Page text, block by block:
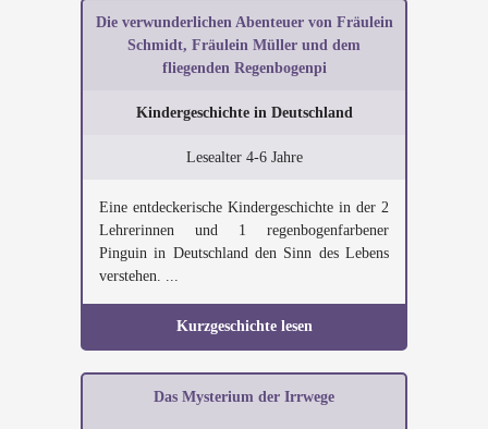
Die verwunderlichen Abenteuer von Fräulein
Schmidt, Fräulein Müller und dem
fliegenden Regenbogenpi
Kindergeschichte in Deutschland
Lesealter 4-6 Jahre
Eine entdeckerische Kindergeschichte in der 2
Lehrerinnen und 1 regenbogenfarbener
Pinguin in Deutschland den Sinn des Lebens
verstehen. ...
Kurzgeschichte lesen
Das Mysterium der Irrwege